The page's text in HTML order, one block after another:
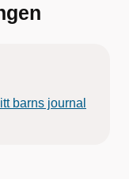
barns journal